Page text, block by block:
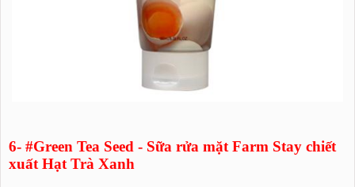
6- #Green Tea Seed - Sữa rửa mặt Farm Stay chiết
xuất Hạt Trà Xanh